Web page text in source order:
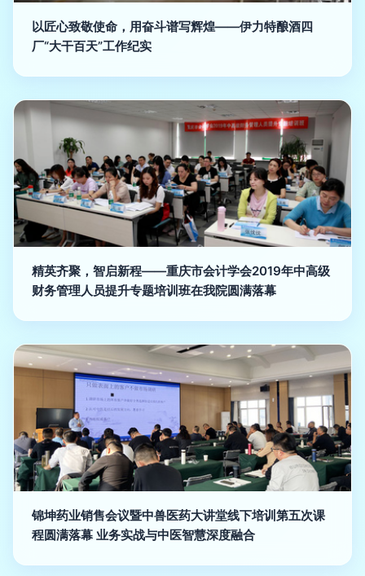
以匠心致敬使命，用奋斗谱写辉煌——伊力特酿酒四
厂“大干百天”工作纪实
精英齐聚，智启新程——重庆市会计学会2019年中高级
财务管理人员提升专题培训班在我院圆满落幕
锦坤药业销售会议暨中兽医药大讲堂线下培训第五次课
程圆满落幕 业务实战与中医智慧深度融合